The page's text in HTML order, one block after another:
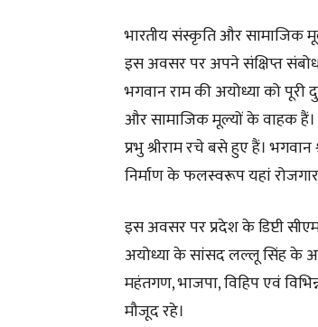
भारतीय संस्कृति और सामाजिक
इस अवसर पर अपने संक्षिप्त
भगवान राम की अयोध्या को पूरी
और सामाजिक मूल्यों के वाहक हैं।
प्रभु श्रीराम रचे बसे हुए हैं।
निर्माण के फलस्वरूप यहां
इस अवसर पर प्रदेश के डिप्टी
अयोध्या के सांसद लल्लू सिंह के
महंतगण, भाजपा, विहिप एवं
मौजूद रहे।